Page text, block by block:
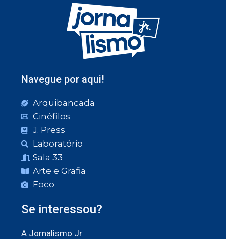
Navegue por aqui!
Arquibancada
Cinéfilos
J. Press
Laboratório
Sala 33
Arte e Grafia
Foco
Se interessou?
A Jornalismo Jr